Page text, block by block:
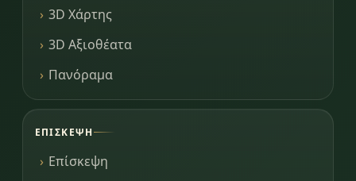
3D Χάρτης
3D Αξιοθέατα
Πανόραμα
ΕΠΊΣΚΕΨΗ
Επίσκεψη